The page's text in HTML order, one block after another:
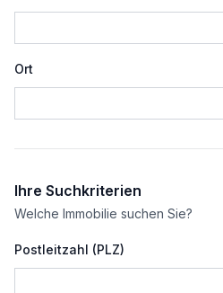
Ort
Ihre Suchkriterien
Welche Immobilie suchen Sie?
Postleitzahl (PLZ)